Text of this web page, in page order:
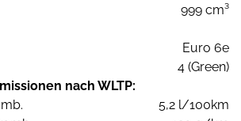
999 cm³
Euro 6e
4 (Green)
nach WLTP:
5,2 l/100km